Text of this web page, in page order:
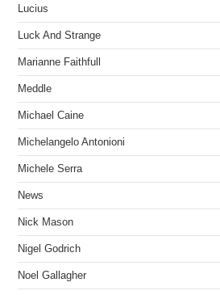
Lucius
Luck And Strange
Marianne Faithfull
Meddle
Michael Caine
Michelangelo Antonioni
Michele Serra
News
Nick Mason
Nigel Godrich
Noel Gallagher